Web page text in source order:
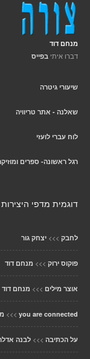
מנחם דוד
דברו איתי בפייס
שיעורי גיטרה
שאלנה - אתר טריוויה
לוח עברי לועזי
רגל ראשונה- ספרים
דוגמית מדפי היצירות
לחבק >>> יצחק גור
פוקוס ירוק >>> מנחם דוד
אוצר מילים >>> מנחם דוד
you are connected
>>>
על הכתיבה >>> לבנה